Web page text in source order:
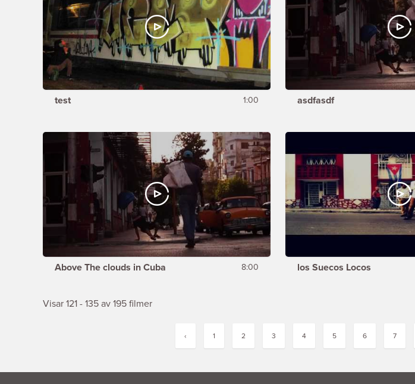
test 1:00 asdfasdf
Above The clouds in Cuba 8:00 los Suecos Locos
Visar 121 - 135 av 195 filmer
‹ 1 2 3 4 5 6 7